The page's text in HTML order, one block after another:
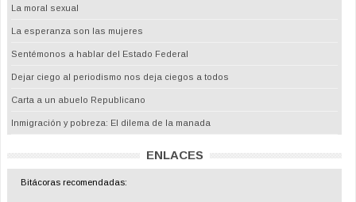
La moral sexual
La esperanza son las mujeres
Sentémonos a hablar del Estado Federal
Dejar ciego al periodismo nos deja ciegos a todos
Carta a un abuelo Republicano
Inmigración y pobreza: El dilema de la manada
ENLACES
Bitácoras recomendadas: